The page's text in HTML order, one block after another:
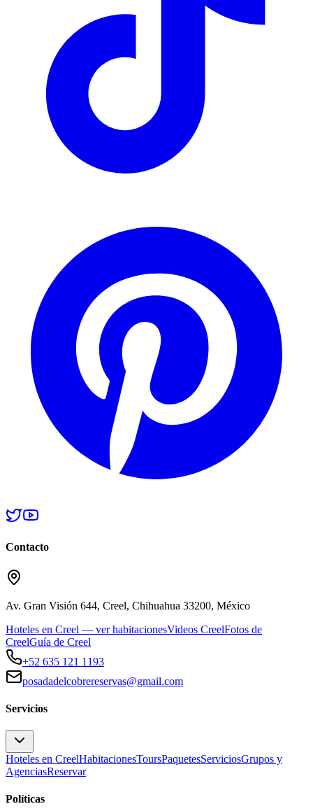
Contacto
Av. Gran Visión 644, Creel, Chihuahua 33200, México
Hoteles en Creel — ver habitacionesVideos CreelFotos de
CreelGuía de Creel
+52 635 121 1193
posadadelcobrereservas@gmail.com
Servicios
Hoteles en CreelHabitacionesToursPaquetesServiciosGrupos y
AgenciasReservar
Políticas